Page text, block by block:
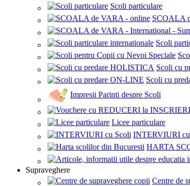
Scoli particulare
SCOALA
Scoli
Scoli cu
Scoli cu
Impresii Parinti despre Scoli
Licee particulare
INTERVIURI
HARTA
Supraveghere
Centre de